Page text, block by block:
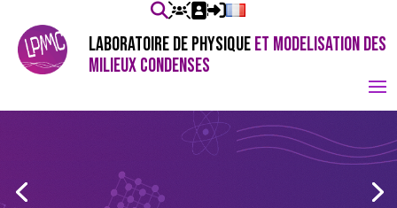
LABORATOIRE DE PHYSIQUEET MODELISATION DES
MILIEUX CONDENSES